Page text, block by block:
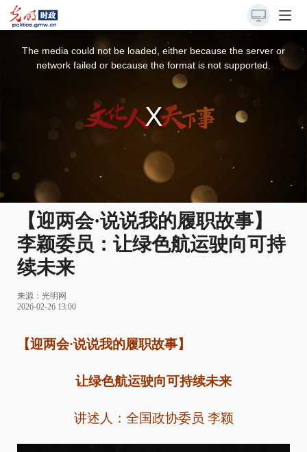
The media could not be loaded, either because the server or
network failed or because the format is not supported.
【迎两会·说说我的履职故事】
李颖委员：让绿色航运驶向可持
续未来
来源： 光明网
2026-02-26 13:00
【迎两会·说说我的履职故事】
让绿色航运驶向可持续未来
讲述人：全国政协委员 李颖